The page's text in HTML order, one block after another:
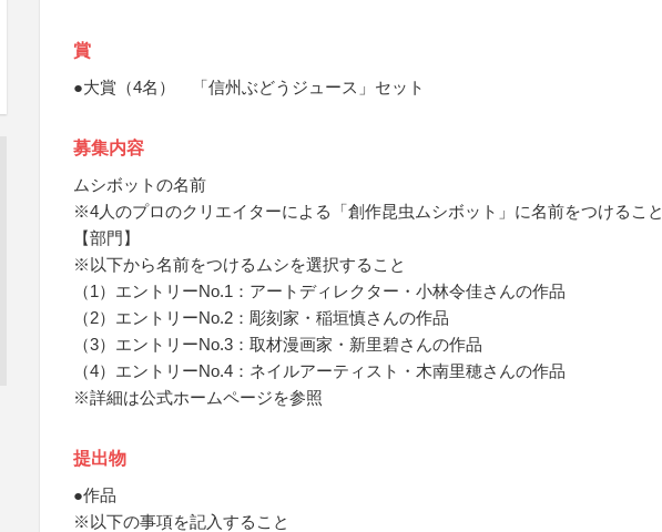
賞
●大賞（4名） 「信州ぶどうジュース」セット
募集内容
ムシボットの名前
※4人のプロのクリエイターによる「創作昆虫ムシボット」に名前をつけること
【部門】
※以下から名前をつけるムシを選択すること
（1）エントリーNo.1：アートディレクター・小林令佳さんの作品
（2）エントリーNo.2：彫刻家・稲垣慎さんの作品
（3）エントリーNo.3：取材漫画家・新里碧さんの作品
（4）エントリーNo.4：ネイルアーティスト・木南里穂さんの作品
※詳細は公式ホームページを参照
提出物
●作品
※以下の事項を記入すること